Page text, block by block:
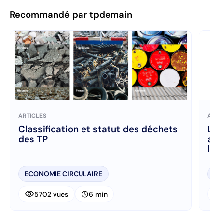
Recommandé par tpdemain
ARTICLES
Classification et statut des déchets
des TP
ECONOMIE CIRCULAIRE
visibility5702 vues schedule6 min